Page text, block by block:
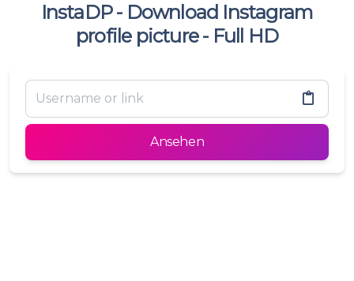
InstaDP - Download Instagram
profile picture - Full HD
Ansehen